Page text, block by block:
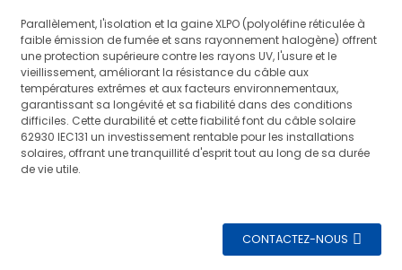
Parallèlement, l'isolation et la gaine XLPO (polyoléfine réticulée à
faible émission de fumée et sans rayonnement halogène) offrent
une protection supérieure contre les rayons UV, l'usure et le
vieillissement, améliorant la résistance du câble aux
températures extrêmes et aux facteurs environnementaux,
garantissant sa longévité et sa fiabilité dans des conditions
difficiles. Cette durabilité et cette fiabilité font du câble solaire
62930 IEC131 un investissement rentable pour les installations
solaires, offrant une tranquillité d'esprit tout au long de sa durée
de vie utile.
CONTACTEZ-NOUS